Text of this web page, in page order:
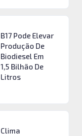
B17 Pode Elevar
Produção De
Biodiesel Em
1,5 Bilhão De
Litros
Clima